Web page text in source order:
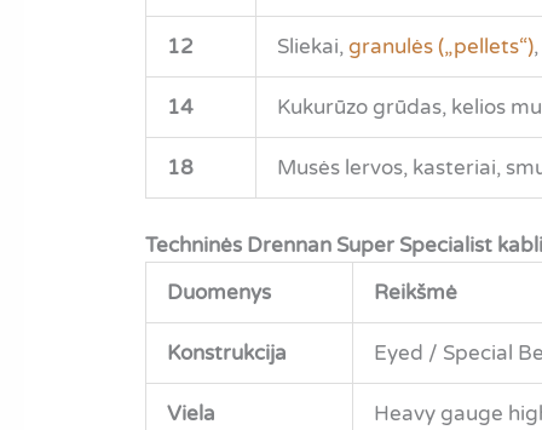
12 Sliekai,granulės („pellets“)
14 Kukurūzo grūdas, kelios
18 Musės lervos, kasteriai,
Techninės Drennan Super Specialist
Duomenys
Reikšmė
Konstrukcija Eyed / Special
Viela Heavy gauge